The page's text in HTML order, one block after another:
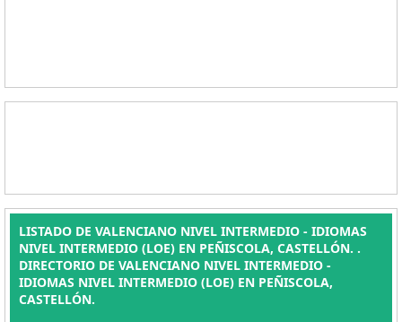
LISTADO DE VALENCIANO NIVEL INTERMEDIO - IDIOMAS
NIVEL INTERMEDIO (LOE) EN PEÑISCOLA, CASTELLÓN. .
DIRECTORIO DE VALENCIANO NIVEL INTERMEDIO -
IDIOMAS NIVEL INTERMEDIO (LOE) EN PEÑISCOLA,
CASTELLÓN.